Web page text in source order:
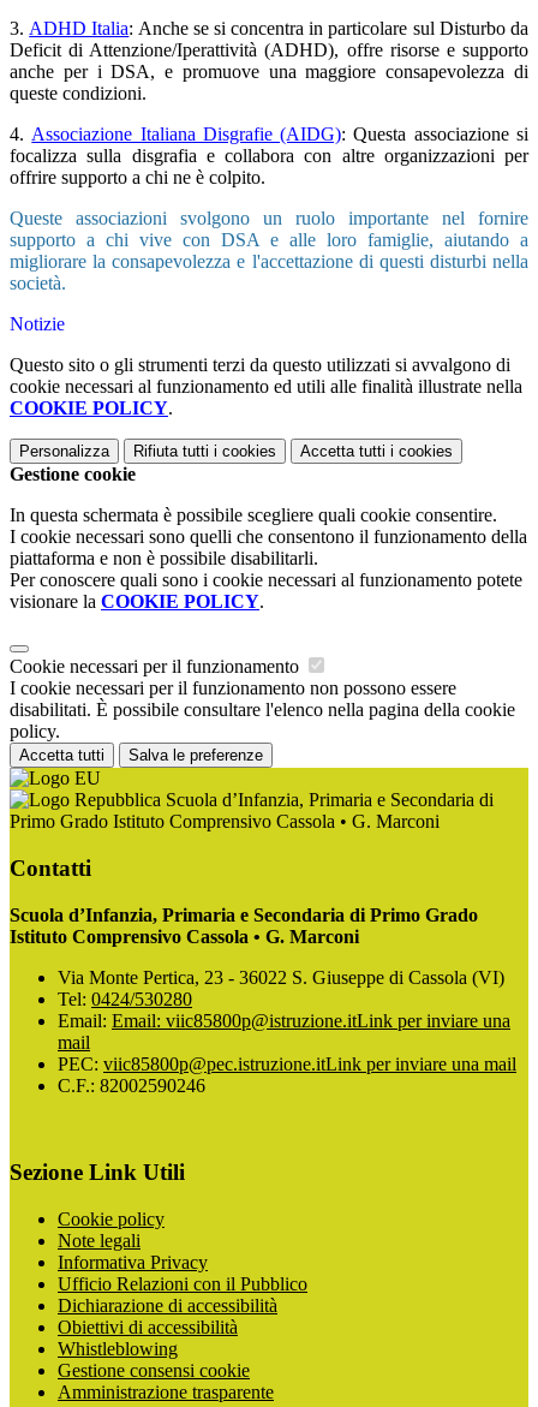
3. ADHD Italia: Anche se si concentra in particolare sul Disturbo da
Deficit di Attenzione/Iperattività (ADHD), offre risorse e supporto
anche per i DSA, e promuove una maggiore consapevolezza di
queste condizioni.
4. Associazione Italiana Disgrafie (AIDG): Questa associazione si
focalizza sulla disgrafia e collabora con altre organizzazioni per
offrire supporto a chi ne è colpito.
Queste associazioni svolgono un ruolo importante nel fornire
supporto a chi vive con DSA e alle loro famiglie, aiutando a
migliorare la consapevolezza e l'accettazione di questi disturbi nella
società.
Notizie
Questo sito o gli strumenti terzi da questo utilizzati si avvalgono di
cookie necessari al funzionamento ed utili alle finalità illustrate nella
COOKIE POLICY.
Personalizza Rifiuta tutti i cookies Accetta tutti i cookies
Gestione cookie
In questa schermata è possibile scegliere quali cookie consentire.
I cookie necessari sono quelli che consentono il funzionamento della
piattaforma e non è possibile disabilitarli.
Per conoscere quali sono i cookie necessari al funzionamento potete
visionare la COOKIE POLICY.
Cookie necessari per il funzionamento
I cookie necessari per il funzionamento non possono essere
disabilitati. È possibile consultare l'elenco nella pagina della cookie
policy.
Accetta tutti Salva le preferenze
Scuola d’Infanzia, Primaria e Secondaria di
Primo Grado Istituto Comprensivo Cassola • G. Marconi
Contatti
Scuola d’Infanzia, Primaria e Secondaria di Primo Grado
Istituto Comprensivo Cassola • G. Marconi
Via Monte Pertica, 23 - 36022 S. Giuseppe di Cassola (VI)
Tel: 0424/530280
Email: Email: viic85800p@istruzione.itLink per inviare una
mail
PEC: viic85800p@pec.istruzione.itLink per inviare una mail
C.F.: 82002590246
Sezione Link Utili
Cookie policy
Note legali
Informativa Privacy
Ufficio Relazioni con il Pubblico
Dichiarazione di accessibilità
Obiettivi di accessibilità
Whistleblowing
Gestione consensi cookie
Amministrazione trasparente